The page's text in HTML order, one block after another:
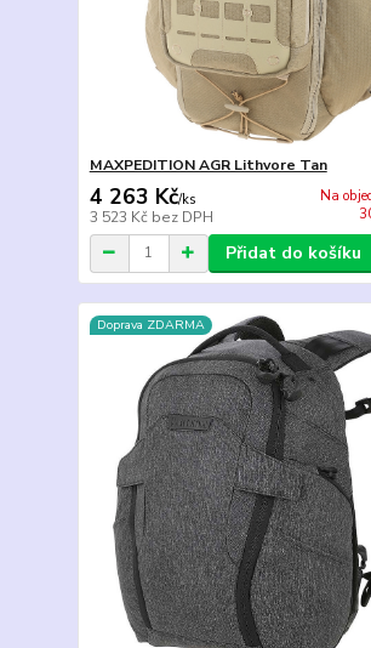
MAXPEDITION AGR Lithvore Tan
4 263 Kč/ks
3 523 Kč bez DPH
Na
Přidat do košíku
Doprava ZDARMA